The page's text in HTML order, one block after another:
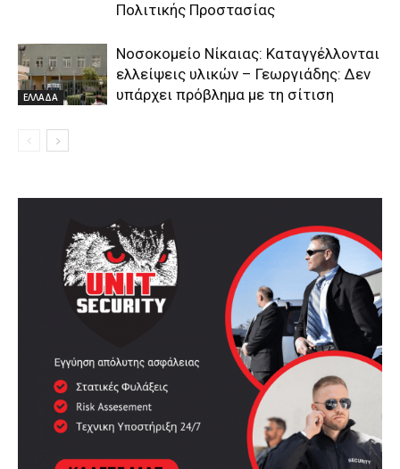
Πολιτικής Προστασίας
ΕΛΛΑΔΑ
Νοσοκομείο Νίκαιας: Καταγγέλλονται
ελλείψεις υλικών – Γεωργιάδης: Δεν
υπάρχει πρόβλημα με τη σίτιση